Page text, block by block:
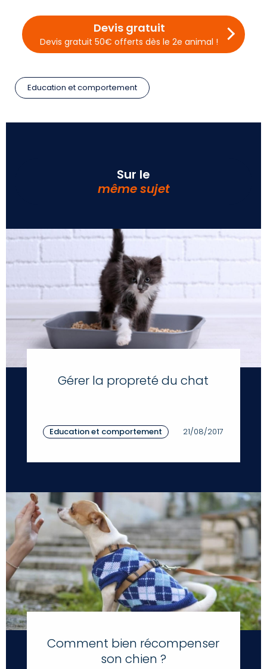
Devis gratuit
Devis gratuit 50€ offerts dès le 2e animal !
Education et comportement
Sur le
même sujet
Gérer la propreté du chat
Education et comportement 21/08/2017
Comment bien récompenser
son chien ?